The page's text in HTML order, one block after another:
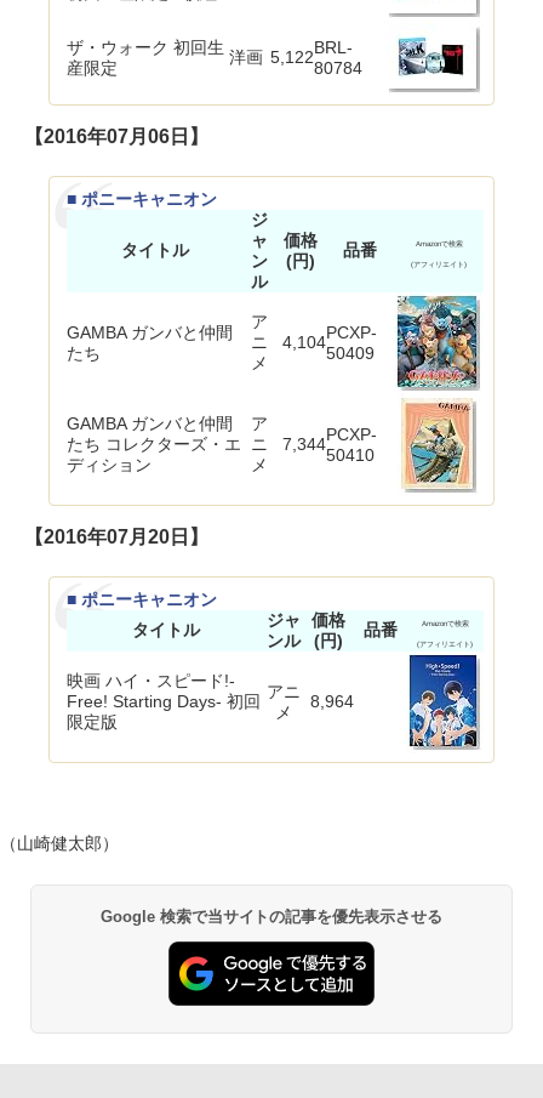
ザ・ウォーク 初回生
産限定
洋画 5,122BRL-
80784
【2016年07月06日】
■ ポニーキャニオン
タイトル
ジ
ャ
ン
ル
価格
(円)
品番 Amazonで検索
(アフィリエイト)
GAMBA ガンバと仲間
たち
ア
ニ
メ
4,104PCXP-
50409
GAMBA ガンバと仲間
たち コレクターズ・エ
ディション
ア
ニ
メ
7,344PCXP-
50410
【2016年07月20日】
■ ポニーキャニオン
タイトル
ジャ
ンル
価格
(円)
品番 Amazonで検索
(アフィリエイト)
映画 ハイ・スピード!-
Free! Starting Days- 初回
限定版
アニ
メ
8,964
（山崎健太郎）
Google 検索で当サイトの記事を優先表示させる